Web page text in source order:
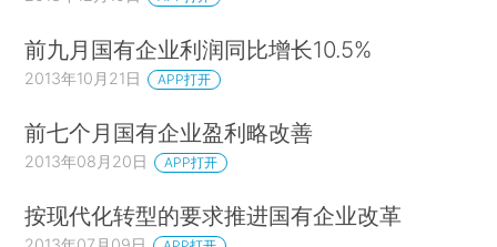
前九月国有企业利润同比增长10.5%
2013年10月21日 APP打开
前七个月国有企业盈利略改善
2013年08月20日 APP打开
按现代化转型的要求推进国有企业改革